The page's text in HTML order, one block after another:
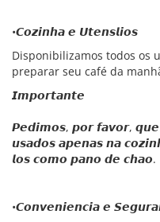
•𝘾𝙤𝙯𝙞𝙣𝙝𝙖 𝙚 𝙐𝙩𝙚𝙣𝙨𝙡𝙞𝙤𝙨
Disponibilizamos todos os
preparar seu café da
𝙄𝙢𝙥𝙤𝙧𝙩𝙖𝙣𝙩𝙚
𝙋𝙚𝙙𝙞𝙢𝙤𝙨, 𝙥𝙤𝙧 𝙛𝙖𝙫𝙤𝙧,
𝙪𝙨𝙖𝙙𝙤𝙨 𝙖𝙥𝙚𝙣𝙖𝙨 𝙣𝙖
𝙡𝙤𝙨 𝙘𝙤𝙢𝙤 𝙥𝙖𝙣𝙤 𝙙𝙚 𝙘𝙝𝙖𝙤.
•𝘾𝙤𝙣𝙫𝙚𝙣𝙞𝙚𝙣𝙘𝙞𝙖 𝙚